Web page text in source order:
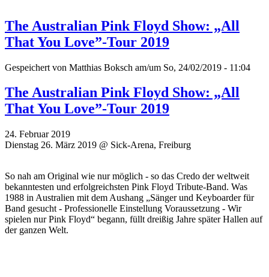
The Australian Pink Floyd Show: „All
That You Love”-Tour 2019
Gespeichert von Matthias Boksch am/um So, 24/02/2019 - 11:04
The Australian Pink Floyd Show: „All
That You Love”-Tour 2019
24. Februar 2019
Dienstag 26. März 2019 @ Sick-Arena, Freiburg
So nah am Original wie nur möglich - so das Credo der weltweit
bekanntesten und erfolgreichsten Pink Floyd Tribute-Band. Was
1988 in Australien mit dem Aushang „Sänger und Keyboarder für
Band gesucht - Professionelle Einstellung Voraussetzung - Wir
spielen nur Pink Floyd“ begann, füllt dreißig Jahre später Hallen auf
der ganzen Welt.